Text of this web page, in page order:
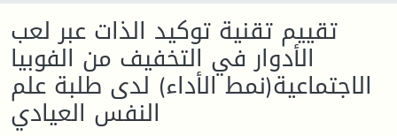
تقييم تقنية توكيد الذات عبر لعب
الأدوار في التخفيف من الفوبيا
الاجتماعية(نمط الأداء) لدى طلبة علم
النفس العيادي